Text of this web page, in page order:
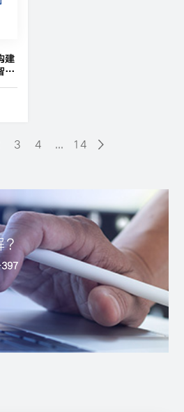
建
咨
3 4 ... 14
？